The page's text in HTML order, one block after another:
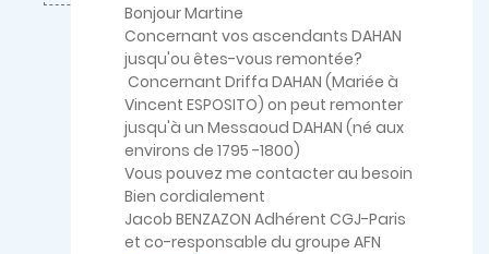
Bonjour Martine
Concernant vos ascendants DAHAN
jusqu'ou êtes-vous remontée?
Concernant Driffa DAHAN (Mariée à
Vincent ESPOSITO) on peut remonter
jusqu'à un Messaoud DAHAN (né aux
environs de 1795 -1800)
Vous pouvez me contacter au besoin
Bien cordialement
Jacob BENZAZON Adhérent CGJ-Paris
et co-responsable du groupe AFN